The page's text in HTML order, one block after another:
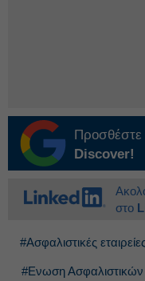
Προσθέστε
Discover!
στο
#Ασφαλιστικές εταιρείες
#Ενωση